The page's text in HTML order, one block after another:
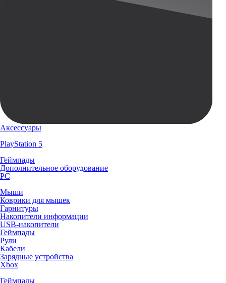
Аксессуары
PlayStation 5
Геймпады
Дополнительное оборудование
PC
Мыши
Коврики для мышек
Гарнитуры
Накопители информации
USB-накопители
Геймпады
Рули
Кабели
Зарядные устройства
Xbox
Геймпады